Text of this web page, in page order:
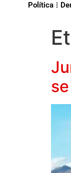
Política